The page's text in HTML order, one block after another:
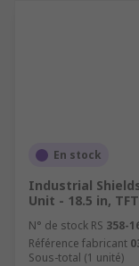
En stock
Industrial
Unit - 18.5 in,
N° de stock RS 358-
Référence fabricant
Sous-total (1 unité)